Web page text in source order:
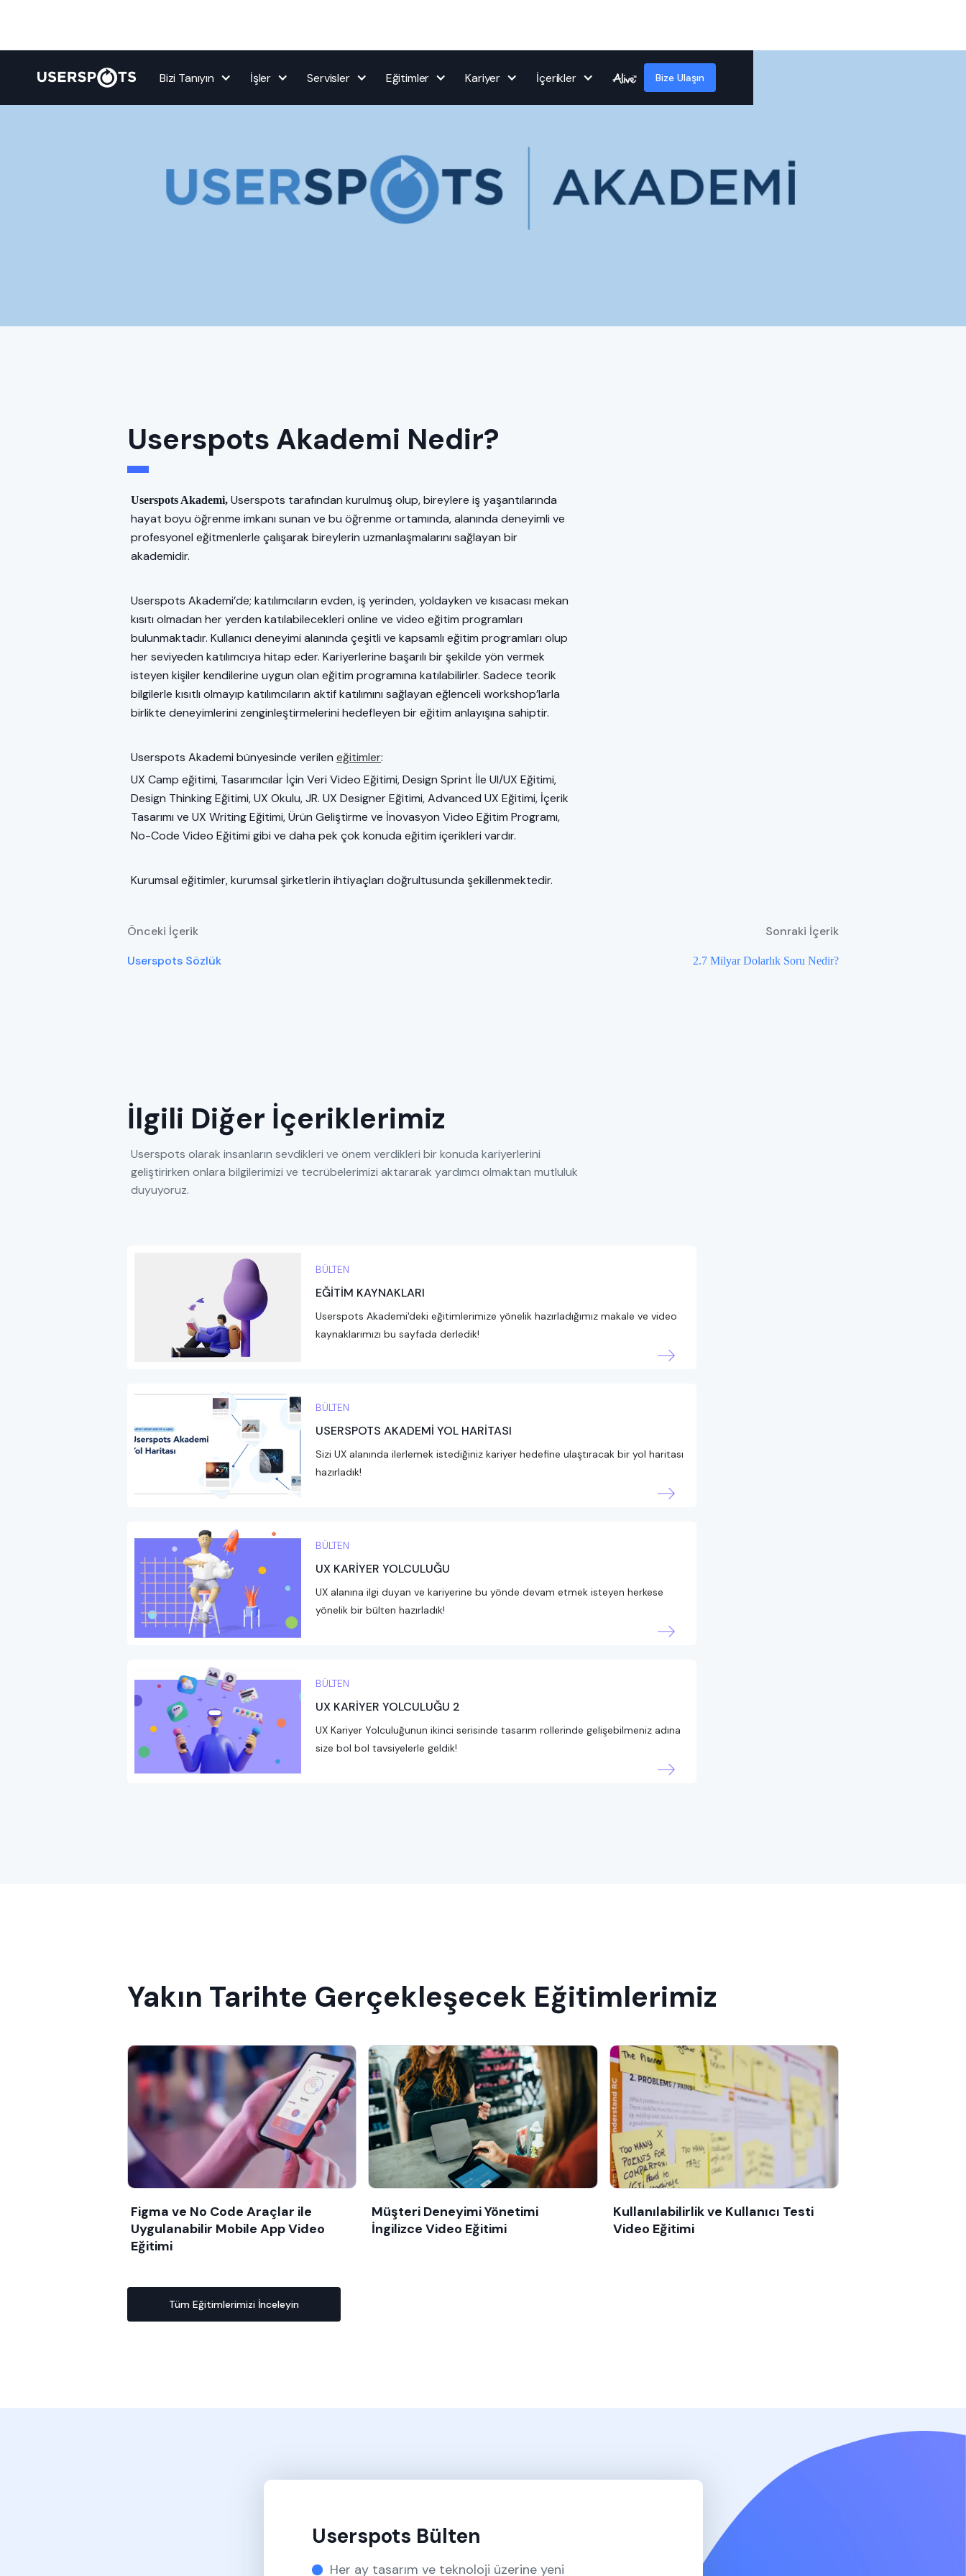
Bizi Tanıyın İşler Servisler Eğitimler Kariyer İçerikler Bize Ulaşın
Userspots Akademi Nedir?
Userspots Akademi, Userspots tarafından kurulmuş olup, bireylere iş yaşantılarında
hayat boyu öğrenme imkanı sunan ve bu öğrenme ortamında, alanında deneyimli ve
profesyonel eğitmenlerle çalışarak bireylerin uzmanlaşmalarını sağlayan bir
akademidir.
Userspots Akademi’de; katılımcıların evden, iş yerinden, yoldayken ve kısacası mekan
kısıtı olmadan her yerden katılabilecekleri online ve video eğitim programları
bulunmaktadır. Kullanıcı deneyimi alanında çeşitli ve kapsamlı eğitim programları olup
her seviyeden katılımcıya hitap eder. Kariyerlerine başarılı bir şekilde yön vermek
isteyen kişiler kendilerine uygun olan eğitim programına katılabilirler. Sadece teorik
bilgilerle kısıtlı olmayıp katılımcıların aktif katılımını sağlayan eğlenceli workshop’larla
birlikte deneyimlerini zenginleştirmelerini hedefleyen bir eğitim anlayışına sahiptir.
Userspots Akademi bünyesinde verilen eğitimler:
UX Camp eğitimi, Tasarımcılar İçin Veri Video Eğitimi, Design Sprint İle UI/UX Eğitimi,
Design Thinking Eğitimi, UX Okulu, JR. UX Designer Eğitimi, Advanced UX Eğitimi, İçerik
Tasarımı ve UX Writing Eğitimi, Ürün Geliştirme ve İnovasyon Video Eğitim Programı,
No-Code Video Eğitimi gibi ve daha pek çok konuda eğitim içerikleri vardır.
Kurumsal eğitimler, kurumsal şirketlerin ihtiyaçları doğrultusunda şekillenmektedir.
Sonraki İçerik
Önceki İçerik
Userspots Sözlük
2.7 Milyar Dolarlık Soru Nedir?
İlgili Diğer İçeriklerimiz
Userspots olarak insanların sevdikleri ve önem verdikleri bir konuda kariyerlerini
geliştirirken onlara bilgilerimizi ve tecrübelerimizi aktararak yardımcı olmaktan mutluluk
duyuyoruz.
BÜLTEN
EĞİTİM KAYNAKLARI
Userspots Akademi'deki eğitimlerimize yönelik hazırladığımız makale ve video
kaynaklarımızı bu sayfada derledik!
BÜLTEN
USERSPOTS AKADEMİ YOL HARİTASI
Sizi UX alanında ilerlemek istediğiniz kariyer hedefine ulaştıracak bir yol haritası
hazırladık!
BÜLTEN
UX KARİYER YOLCULUĞU
UX alanına ilgi duyan ve kariyerine bu yönde devam etmek isteyen herkese
yönelik bir bülten hazırladık!
BÜLTEN
UX KARİYER YOLCULUĞU 2
UX Kariyer Yolculuğunun ikinci serisinde tasarım rollerinde gelişebilmeniz adına
size bol bol tavsiyelerle geldik!
Yakın Tarihte Gerçekleşecek Eğitimlerimiz
Figma ve No Code Araçlar ile
Uygulanabilir Mobile App Video
Eğitimi
Müşteri Deneyimi Yönetimi
İngilizce Video Eğitimi
Kullanılabilirlik ve Kullanıcı Testi
Video Eğitimi
Tüm Eğitimlerimizi İnceleyin
Userspots Bülten
Her ay tasarım ve teknoloji üzerine yeni